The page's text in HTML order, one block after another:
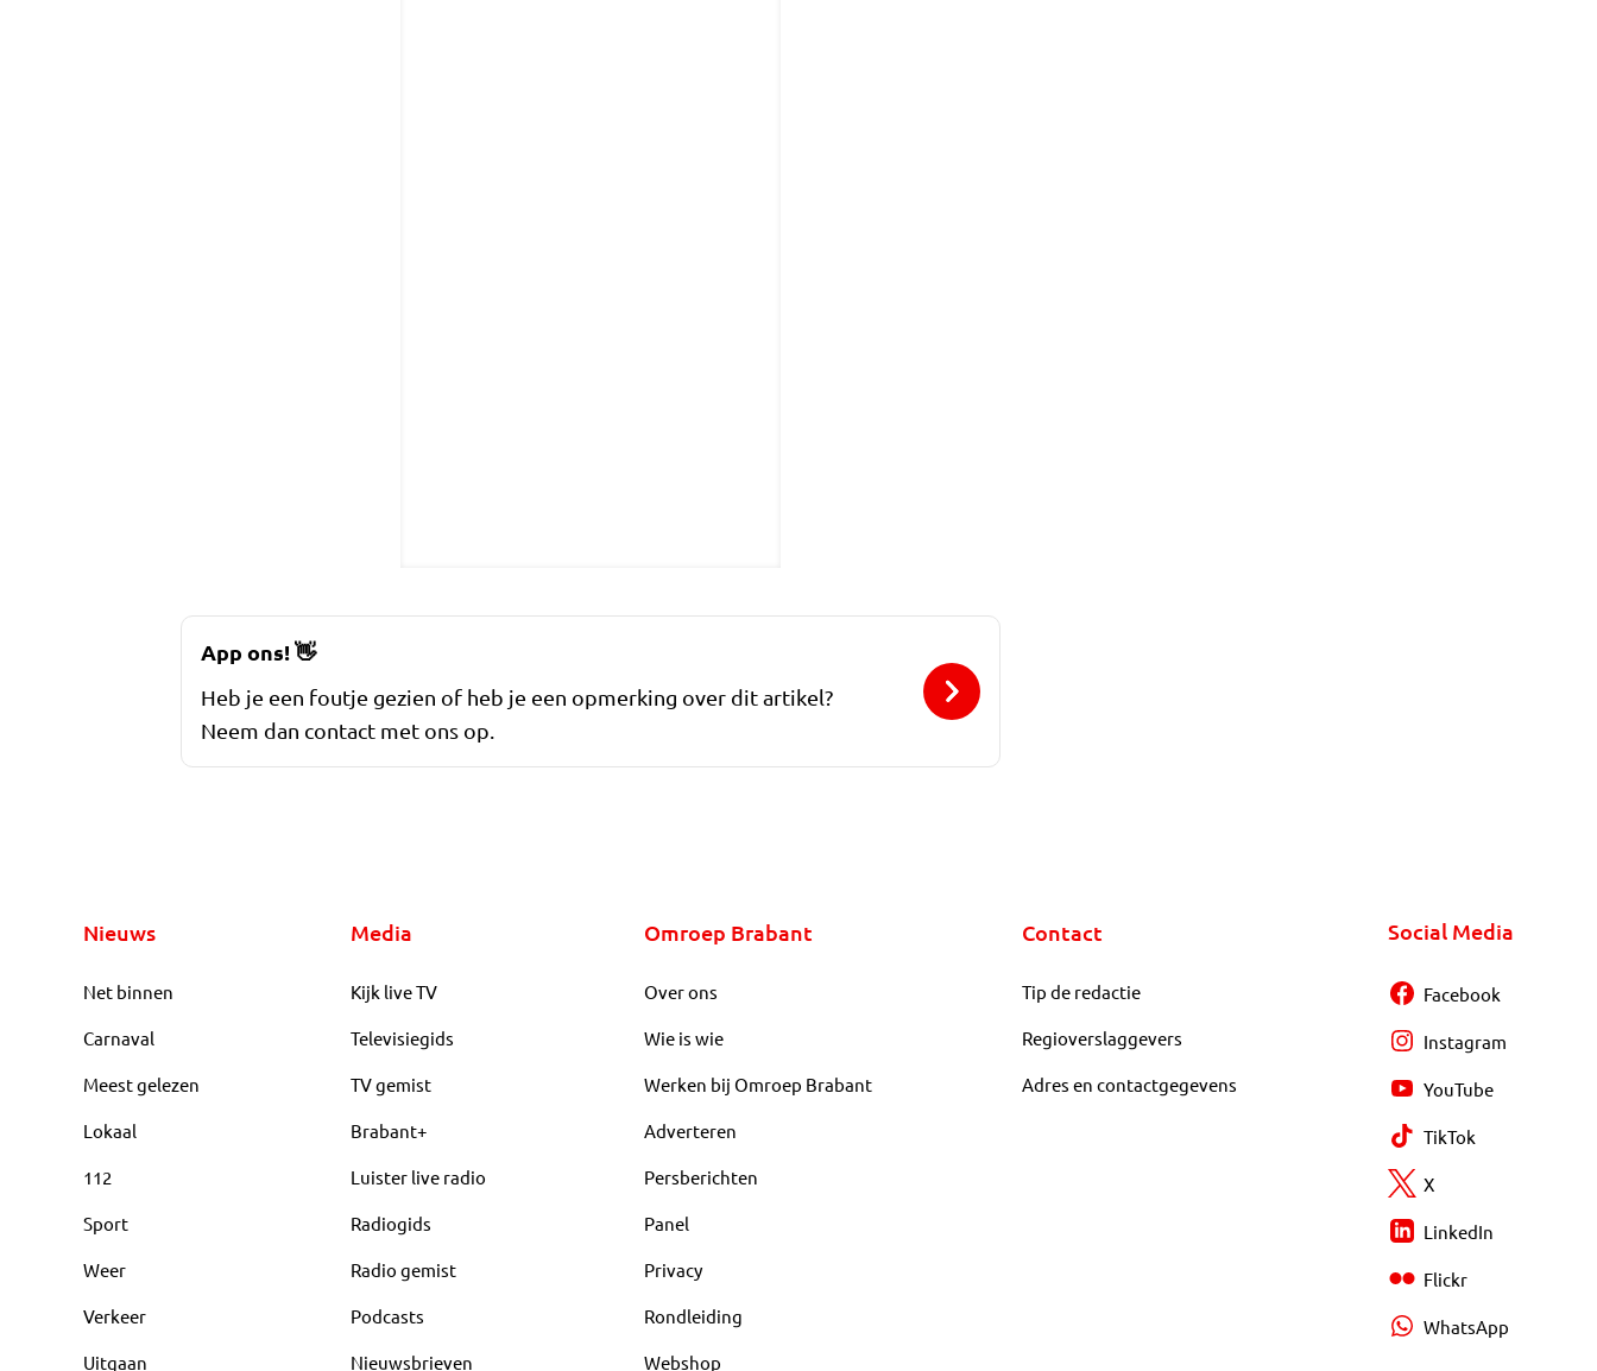
App ons!👋
Heb je een foutje gezien of heb je een opmerking over dit artikel?
Neem dan contact met ons op.
Nieuws
Net binnen
Carnaval
Meest gelezen
Lokaal
112
Sport
Weer
Verkeer
Uitgaan
Media
Kijk live TV
Televisiegids
TV gemist
Brabant+
Luister live radio
Radiogids
Radio gemist
Podcasts
Nieuwsbrieven
Omroep Brabant
Over ons
Wie is wie
Werken bij Omroep Brabant
Adverteren
Persberichten
Panel
Privacy
Rondleiding
Webshop
Contact
Tip de redactie
Regioverslaggevers
Adres en contactgegevens
Social Media
Facebook
Instagram
YouTube
TikTok
X
LinkedIn
Flickr
WhatsApp